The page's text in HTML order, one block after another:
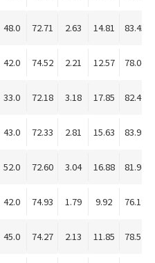
48.0 72.71 2.63 14.81 83.45
42.0 74.52 2.21 12.57 78.04
33.0 72.18 3.18 17.85 82.49
43.0 72.33 2.81 15.63 83.98
52.0 72.60 3.04 16.88 81.94
42.0 74.93 1.79 9.92 76.19
45.0 74.27 2.13 11.85 78.52